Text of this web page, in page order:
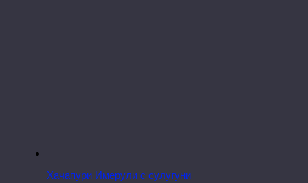
Хачапури Имерули с сулугуни